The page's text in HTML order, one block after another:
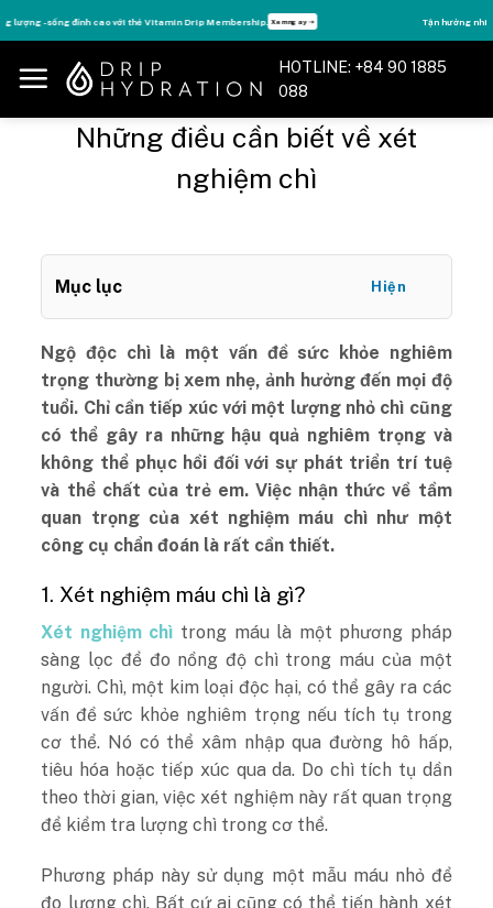
to
content
Tận hưởng nhiều quyền lợi độc quyền, chỉ DÀNH RIÊNG cho Member DripClub! Chi tiết ➝
HOTLINE: +84 90 1885
088
Những điều cần biết về xét
nghiệm chì
Mục lục Hiện
Ngộ độc chì là một vấn đề sức khỏe nghiêm
trọng thường bị xem nhẹ, ảnh hưởng đến mọi độ
tuổi. Chỉ cần tiếp xúc với một lượng nhỏ chì cũng
có thể gây ra những hậu quả nghiêm trọng và
không thể phục hồi đối với sự phát triển trí tuệ
và thể chất của trẻ em. Việc nhận thức về tầm
quan trọng của xét nghiệm máu chì như một
công cụ chẩn đoán là rất cần thiết.
1. Xét nghiệm máu chì là gì?
Xét nghiệm chì trong máu là một phương pháp
sàng lọc để đo nồng độ chì trong máu của một
người. Chì, một kim loại độc hại, có thể gây ra các
vấn đề sức khỏe nghiêm trọng nếu tích tụ trong
cơ thể. Nó có thể xâm nhập qua đường hô hấp,
tiêu hóa hoặc tiếp xúc qua da. Do chì tích tụ dần
theo thời gian, việc xét nghiệm này rất quan trọng
để kiểm tra lượng chì trong cơ thể.
Phương pháp này sử dụng một mẫu máu nhỏ để
đo lượng chì. Bất cứ ai cũng có thể tiến hành xét